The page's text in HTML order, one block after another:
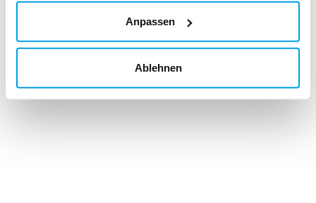
Anpassen
Ablehnen